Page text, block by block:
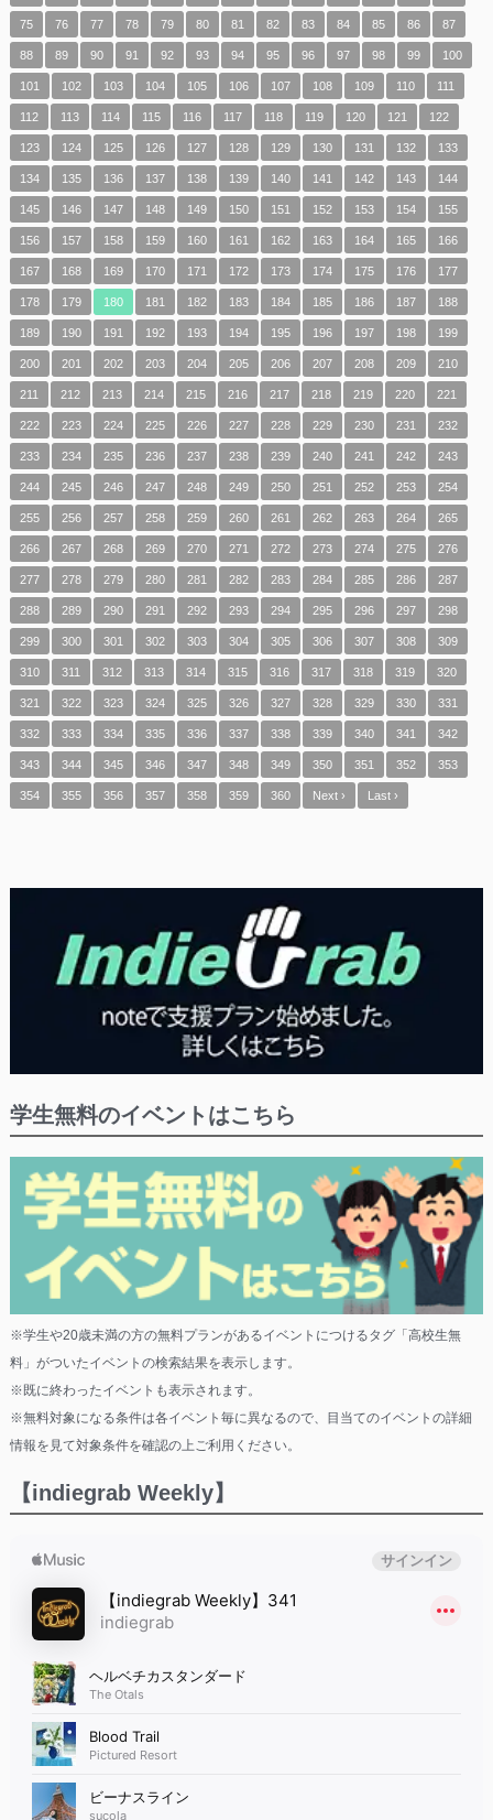
75 76 77 78 79 80 81 82 83 84 85 86 87
88 89 90 91 92 93 94 95 96 97 98 99 100
101 102 103 104 105 106 107 108 109 110 111
112 113 114 115 116 117 118 119 120 121 122
123 124 125 126 127 128 129 130 131 132 133
134 135 136 137 138 139 140 141 142 143 144
145 146 147 148 149 150 151 152 153 154 155
156 157 158 159 160 161 162 163 164 165 166
167 168 169 170 171 172 173 174 175 176 177
178 179 180 181 182 183 184 185 186 187 188
189 190 191 192 193 194 195 196 197 198 199
200 201 202 203 204 205 206 207 208 209 210
211 212 213 214 215 216 217 218 219 220 221
222 223 224 225 226 227 228 229 230 231 232
233 234 235 236 237 238 239 240 241 242 243
244 245 246 247 248 249 250 251 252 253 254
255 256 257 258 259 260 261 262 263 264 265
266 267 268 269 270 271 272 273 274 275 276
277 278 279 280 281 282 283 284 285 286 287
288 289 290 291 292 293 294 295 296 297 298
299 300 301 302 303 304 305 306 307 308 309
310 311 312 313 314 315 316 317 318 319 320
321 322 323 324 325 326 327 328 329 330 331
332 333 334 335 336 337 338 339 340 341 342
343 344 345 346 347 348 349 350 351 352 353
354 355 356 357 358 359 360 Next › Last ›
学生無料のイベントはこちら
※学生や20歳未満の方の無料プランがあるイベントにつけるタグ「高校生無
料」がついたイベントの検索結果を表示します。
※既に終わったイベントも表示されます。
※無料対象になる条件は各イベント毎に異なるので、目当てのイベントの詳細
情報を見て対象条件を確認の上ご利用ください。
【indiegrab Weekly】